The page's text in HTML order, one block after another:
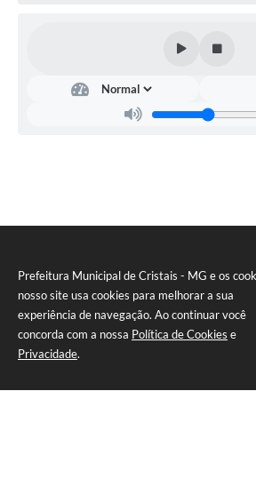
Prefeitura Municipal de Cristais - MG e os
nosso site usa cookies para melhorar a sua
experiência de navegação. Ao continuar você
concorda com a nossa Política de Cookies e
Privacidade.